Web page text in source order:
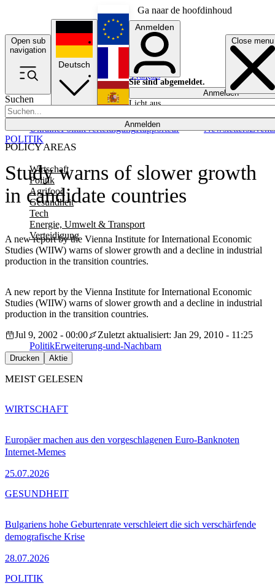
Ga naar de hoofdinhoud
Open sub
navigation
Close menu
Suchen
Anmelden
POLICY AREAS
Wirtschaft
Politik
Agrifood
Gesundheit
Tech
Energie, Umwelt & Transport
Verteidigung
UkrainePolitikVerteidigungRapporteur NewslettersEvents
Deutsch
English
Français
Anmelden
Sie sind abgemeldet.
Anmelden
Licht aus
Study warns of slower growth
in candidate countries
A new report by the Vienna Institute for International Economic
Studies (WIIW) warns of slower growth and a decline in industrial
production in the transition countries.
POLITIK
A new report by the Vienna Institute for International Economic
Studies (WIIW) warns of slower growth and a decline in industrial
production in the transition countries.
Jul 9, 2002 - 00:00
Zuletzt aktualisiert: Jan 29, 2010 - 11:25
PolitikErweiterung-und-Nachbarn
Drucken Aktie
MEIST GELESEN
Europäer machen aus den vorgeschlagenen Euro-Banknoten
Internet-Memes
25.07.2026
WIRTSCHAFT
Bulgariens hohe Geburtenrate verschleiert die sich verschärfende
demografische Krise
28.07.2026
GESUNDHEIT
POLITIK